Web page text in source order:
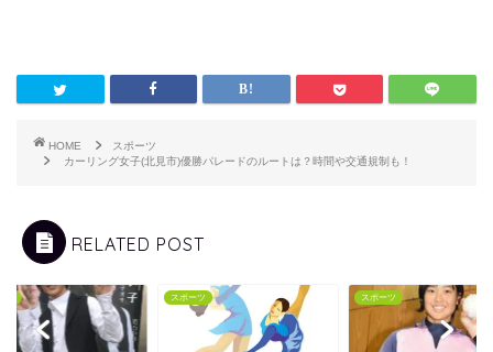
HOME
スポーツ
カーリング女子(北見市)優勝パレードのルートは？時間や交通規制も！
RELATED POST
スポーツ スポーツ